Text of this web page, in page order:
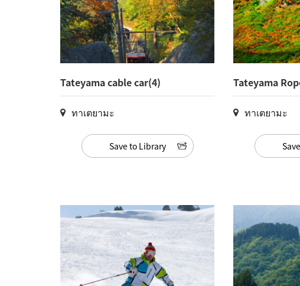
Tateyama cable car(4)
ทาเตยามะ
Save to Library
Tateyama
ทาเตยามะ